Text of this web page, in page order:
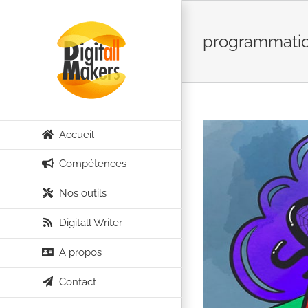
Accueil
Compétences
Nos outils
Digitall Writer
A propos
Contact